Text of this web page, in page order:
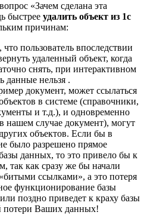
«Зачем сделана эта
быстрее удалить объект из 1с
причинам:
что пользователь впоследствии
удаленный объект, когда
снять, при интерактивном
данные нельзя .
документ, может ссылаться
в системе (справочники,
и т.д.), и одновременно
нашем случае документ), могут
объектов. Если бы в
было разрешено прямое
данных, то это привело бы к
так как сразу же бы начали
ссылками», а это потеря
функционирование базы
поздно приведет к краху базы
потери Ваших данных!